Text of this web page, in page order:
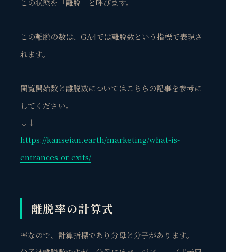
この離脱の数は、GA4では離脱数という指標で表現さ
れます。
閲覧開始数と離脱数についてはこちらの記事を参考に
してください。
↓↓
https://kanseian.earth/marketing/what-is-
entrances-or-exits/
離脱率の計算式
率なので、計算指標であり分母と分子があります。